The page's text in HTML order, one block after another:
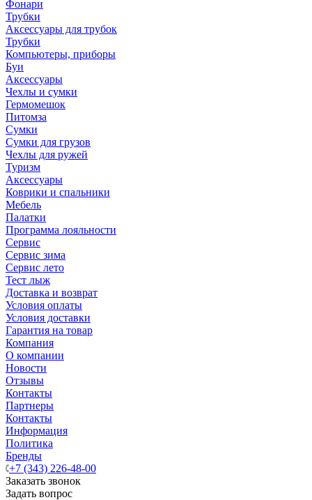
Фонари
Трубки
Аксессуары для трубок
Трубки
Компьютеры, приборы
Буи
Аксессуары
Чехлы и сумки
Гермомешок
Питомза
Сумки
Сумки для грузов
Чехлы для ружей
Туризм
Аксессуары
Коврики и спальники
Мебель
Палатки
Программа лояльности
Сервис
Сервис зима
Сервис лето
Тест лыж
Доставка и возврат
Условия оплаты
Условия доставки
Гарантия на товар
Компания
О компании
Новости
Отзывы
Контакты
Партнеры
Контакты
Информация
Политика
Бренды
+7 (343) 226-48-00
Заказать звонок
Задать вопрос